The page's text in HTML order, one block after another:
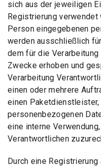
sich aus der jeweiligen
Registrierung
Person eingegebenen
werden ausschließlich
dem für die
Zwecke erhoben und
Verarbeitung
einen oder mehrere
einen
personenbezogenen
eine interne
Verantwortlichen
Durch eine